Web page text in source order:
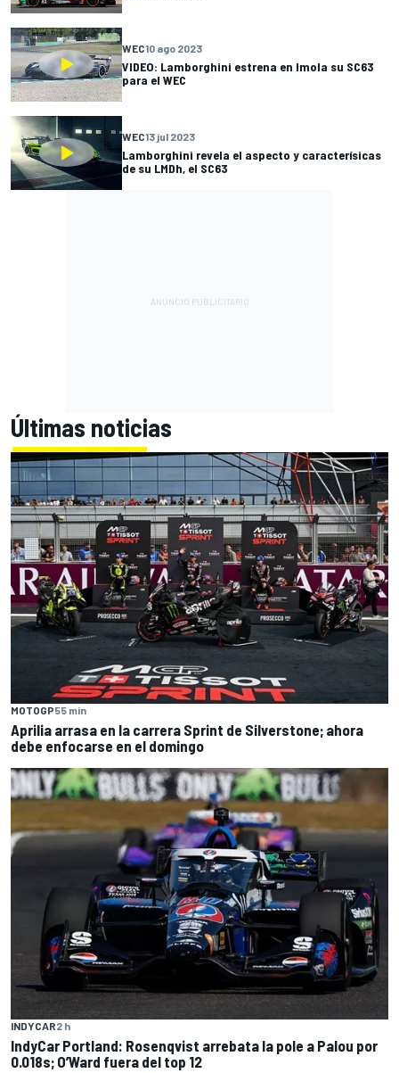
WEC10 ago 2023
VIDEO: Lamborghini estrena en Imola su SC63
para el WEC
WEC13 jul 2023
Lamborghini revela el aspecto y caracterísicas
de su LMDh, el SC63
Últimas noticias
MOTOGP55 min
Aprilia arrasa en la carrera Sprint de Silverstone; ahora
debe enfocarse en el domingo
INDYCAR2 h
IndyCar Portland: Rosenqvist arrebata la pole a Palou por
0.018s; O’Ward fuera del top 12